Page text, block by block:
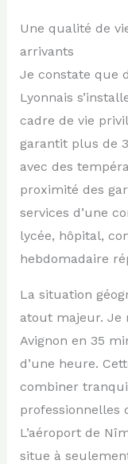
Une qualité de
arrivants
Je constate que
Lyonnais
cadre de vie
garantit plus de
avec des
proximité des
services d’une
lycée, hôpital,
hebdomadaire
La situation
atout majeur. Je
Avignon en 35
d’une heure.
combiner
professionnelles
L’aéroport de
situe à